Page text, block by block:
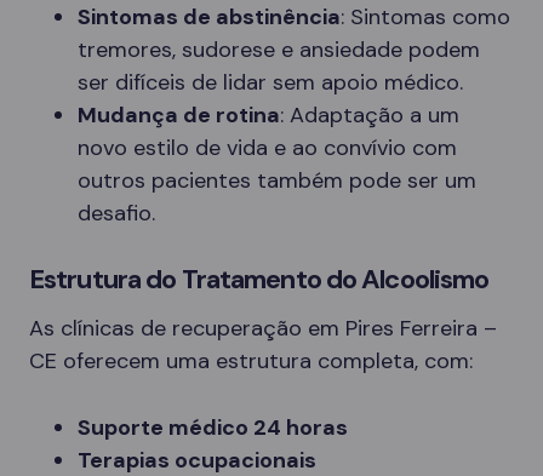
Sintomas de abstinência: Sintomas como
tremores, sudorese e ansiedade podem
ser difíceis de lidar sem apoio médico.
Mudança de rotina: Adaptação a um
novo estilo de vida e ao convívio com
outros pacientes também pode ser um
desafio.
Estrutura do Tratamento do Alcoolismo
As clínicas de recuperação em Pires Ferreira –
CE oferecem uma estrutura completa, com:
Suporte médico 24 horas
Terapias ocupacionais